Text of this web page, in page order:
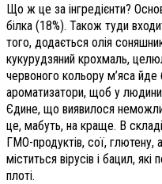
Що ж це за інгредієнти?
білка (18%). Також туди
того, додається олія
кукурудзяний крохмаль,
червоного кольору м’яса йде
ароматизатори, щоб у людини
Єдине, що виявилося
це, мабуть, на краще. В
ГМО-продуктів, сої, глютену,
міститься вірусів і бацил,
плоті.